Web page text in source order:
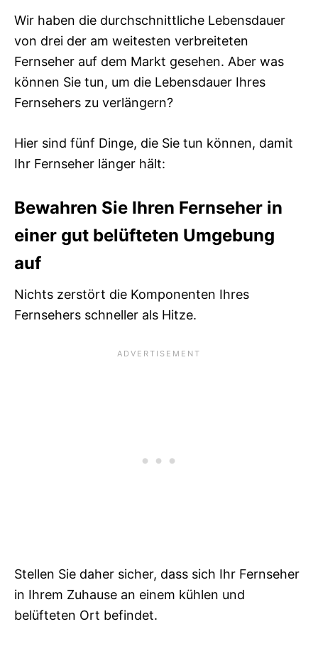
Wir haben die durchschnittliche Lebensdauer
von drei der am weitesten verbreiteten
Fernseher auf dem Markt gesehen. Aber was
können Sie tun, um die Lebensdauer Ihres
Fernsehers zu verlängern?
Hier sind fünf Dinge, die Sie tun können, damit
Ihr Fernseher länger hält:
Bewahren Sie Ihren Fernseher in
einer gut belüfteten Umgebung
auf
Nichts zerstört die Komponenten Ihres
Fernsehers schneller als Hitze.
Stellen Sie daher sicher, dass sich Ihr Fernseher
in Ihrem Zuhause an einem kühlen und
belüfteten Ort befindet.